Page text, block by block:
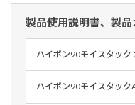
製品使用説明書、製
ハイポン90モイスタック
ハイポン90モイスタック